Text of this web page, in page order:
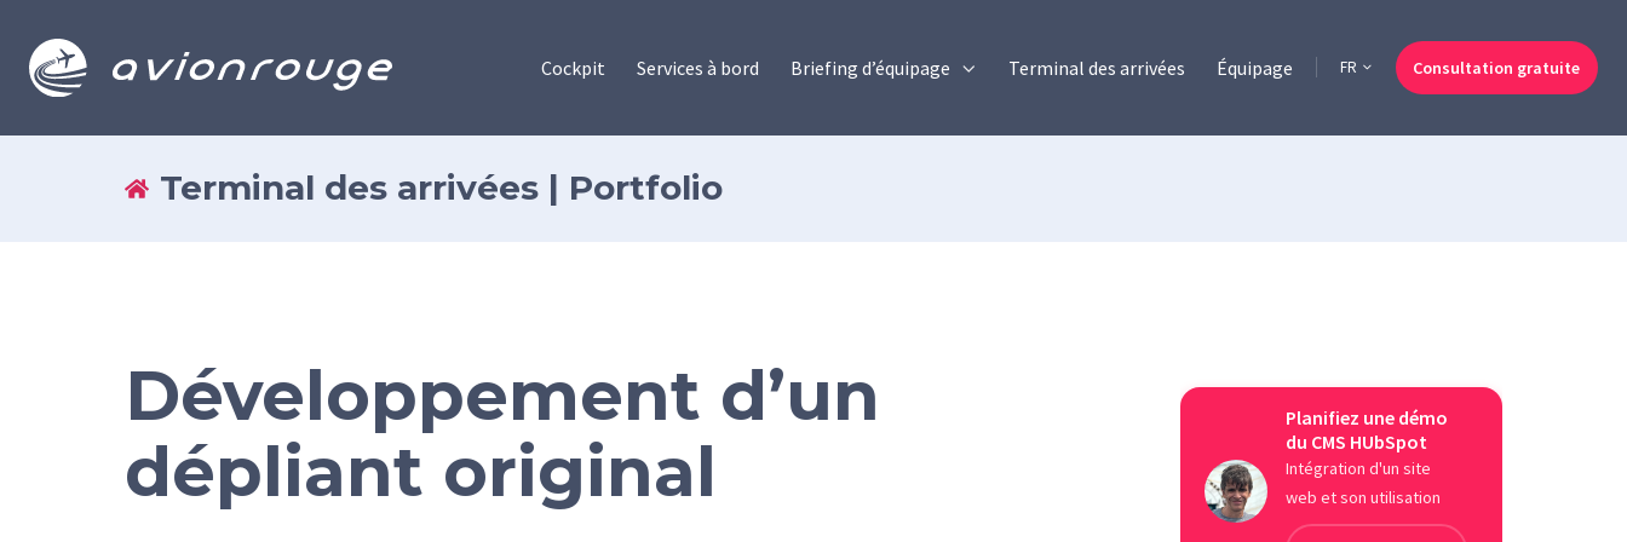
Cockpit Services à bord Briefing d’équipage Terminal des arrivées Équipage FR Consultation gratuite
Terminal des arrivées | Portfolio
Développement d’un
dépliant original
Planifiez une démo
du CMS HUbSpot
Intégration d'un site
web et son utilisation